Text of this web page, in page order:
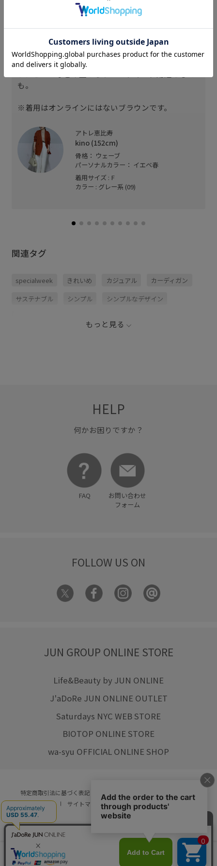
穴がいくつも開いており、細い方でも使いやすいで
す。
【素材感/着用感】
硬すぎず柔らかすぎずな素材で、何にでも合わせや
すい。ウエストの緩いものの実用的用途としても、
も。
※着用はオンラインにはないブラウンです。
アトレ恵比寿
kino (152cm)
骨格： ウェーブ
パーソナルカラー： イエベ春
着用サイズ : F
カラー : グレー系 (09)
関連タグ
specialweek きれいめ カジュアル カーディガン
サステナブル シンプル シンプルなデザイン
もっと見る
HELP
何かお困りですか？
FAQ
お問い合わせ
フォーム
FOLLOW US ON
JUN GROUP ONLINE STORE
Life&Beauty by JUN ONLINE
J'aDoRe JUN ONLINE OUTLET
Saturdays NYC WEB STORE
BIOTOP ONLINE STORE
wa-syu OFFICIAL ONLINE SHOP
特定商取引法に基づく表記 プライバシーポリシー
ご利用規約
サイトマップ リクルート ご利用ガイド
© JUN CO.,LTD. ALL RIGHTS RESERVED.
店舗在庫
をみる
カートに入れる